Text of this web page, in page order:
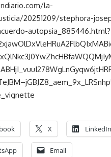
la-
20251209/stephora-
autopsia_885446.html?
X LinkedIn
Email